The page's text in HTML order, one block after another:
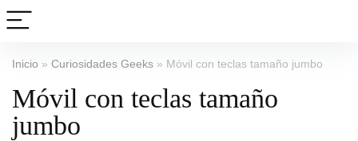
Inicio » Curiosidades Geeks » Móvil con teclas tamaño jumbo
Móvil con teclas tamaño
jumbo